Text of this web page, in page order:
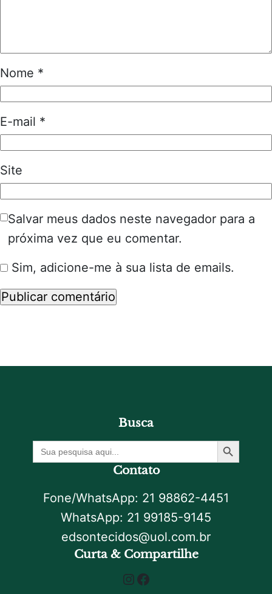
Nome *
E-mail *
Site
Salvar meus dados neste navegador para a
próxima vez que eu comentar.
Sim, adicione-me à sua lista de emails.
Busca
Procurar
por:
Botão De Pesquisa
Contato
Fone/WhatsApp: 21 98862-4451
WhatsApp: 21 99185-9145
edsontecidos@uol.com.br
Curta & Compartilhe
Instagram Facebook